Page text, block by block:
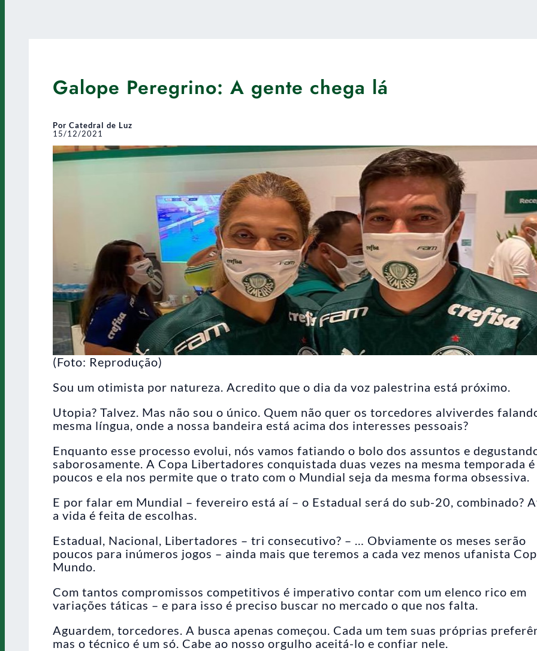
Galope Peregrino: A gente chega lá
Por Catedral de Luz
15/12/2021
(Foto: Reprodução)
Sou um otimista por natureza. Acredito que o dia da voz palestrina está próximo.
Utopia? Talvez. Mas não sou o único. Quem não quer os torcedores alviverdes
mesma língua, onde a nossa bandeira está acima dos interesses pessoais?
Enquanto esse processo evolui, nós vamos fatiando o bolo dos assuntos e
saborosamente. A Copa Libertadores conquistada duas vezes na mesma temporada
poucos e ela nos permite que o trato com o Mundial seja da mesma forma obsessiva.
E por falar em Mundial – fevereiro está aí – o Estadual será do sub-20, combinado?
a vida é feita de escolhas.
Estadual, Nacional, Libertadores – tri consecutivo? – … Obviamente os meses serão
poucos para inúmeros jogos – ainda mais que teremos a cada vez menos ufanista
Mundo.
Com tantos compromissos competitivos é imperativo contar com um elenco rico em
variações táticas – e para isso é preciso buscar no mercado o que nos falta.
Aguardem, torcedores. A busca apenas começou. Cada um tem suas próprias
mas o técnico é um só. Cabe ao nosso orgulho aceitá-lo e confiar nele.